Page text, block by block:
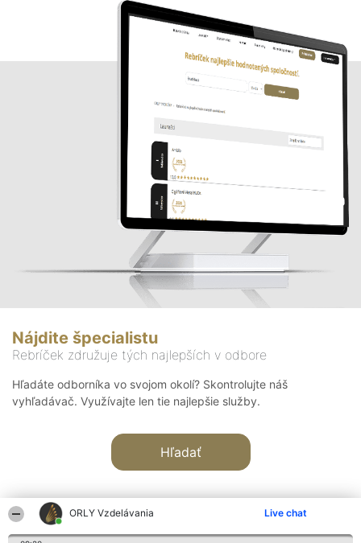
ORLY Vzdelávania Live chat
Nájdite špecialistu
Rebríček združuje tých najlepších v odbore
Hľadáte odborníka vo svojom okolí? Skontrolujte náš
vyhľadávač. Využívajte len tie najlepšie služby.
Hľadať